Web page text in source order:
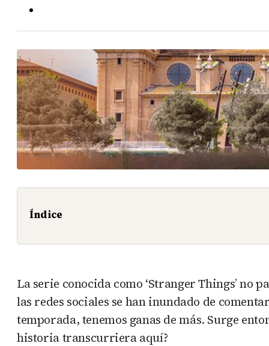
Índice
La serie conocida como ‘Stranger Things’
las redes sociales se han inundado de
temporada, tenemos ganas de más. Surge
historia transcurriera aquí?